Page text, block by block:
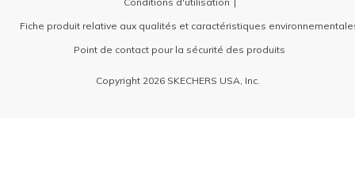
Fiche produit relative aux qualités et caractéristiques
Point de contact pour la sécurité des produits
Copyright 2026 SKECHERS USA, Inc.